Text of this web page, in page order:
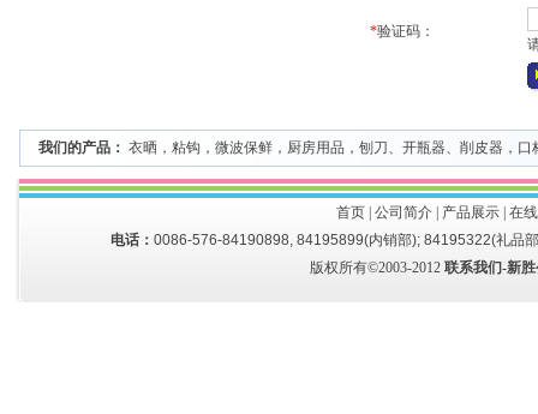
*验证码：
我们的产品： 衣晒 ， 粘钩 ， 微波保鲜 ， 厨房用品 ， 刨刀、开瓶器、削皮器 ， 口
首页| 公司简介| 产品展示| 在
电话： 0086-576-84190898, 84195899(内销部); 84195322(礼品
版权所有©2003-2012 联系我们-新胜